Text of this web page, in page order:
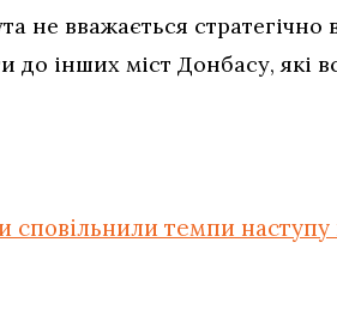
не вважається
до інших міст Донбасу, які
сповільнили темпи наступу